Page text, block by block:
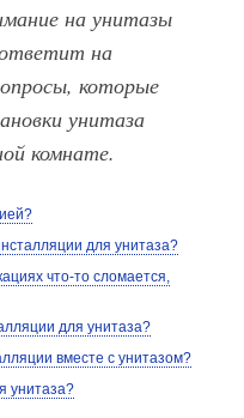
на унитазы
на
которые
унитаза
комнате.
для унитаза?
что-то сломается,
для унитаза?
вместе с унитазом?
унитаза?